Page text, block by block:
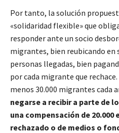
Por tanto, la solución
«solidaridad flexible» que
responder ante un socio
migrantes, bien reubicando
personas llegadas, bien
por cada migrante que
menos 30.000 migrantes cada
negarse a recibir a parte de
una compensación de
rechazado o de medios o